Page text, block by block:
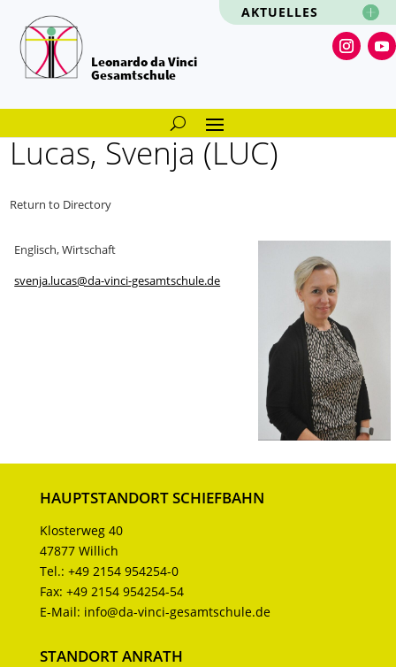
AKTUELLES
Leonardo da Vinci
Gesamtschule
Lucas, Svenja (LUC)
Return to Directory
Englisch, Wirtschaft
svenja.lucas@da-vinci-gesamtschule.de
HAUPTSTANDORT SCHIEFBAHN
Klosterweg 40
47877 Willich
Tel.: +49 2154 954254-0
Fax: +49 2154 954254-54
E-Mail: info@da-vinci-gesamtschule.de
STANDORT ANRATH